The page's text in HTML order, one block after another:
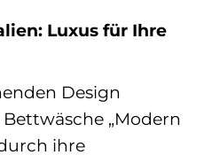
Luxus für Ihre
Design
„Modern
ihre